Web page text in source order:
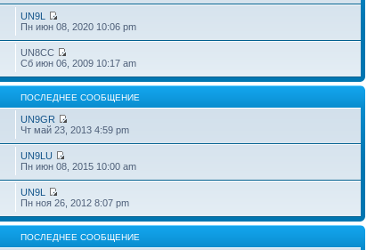
UN9L
Пн июн 08, 2020 10:06 pm
UN8CC
Сб июн 06, 2009 10:17 am
ПОСЛЕДНЕЕ СООБЩЕНИЕ
UN9GR
Чт май 23, 2013 4:59 pm
UN9LU
Пн июн 08, 2015 10:00 am
UN9L
Пн ноя 26, 2012 8:07 pm
ПОСЛЕДНЕЕ СООБЩЕНИЕ